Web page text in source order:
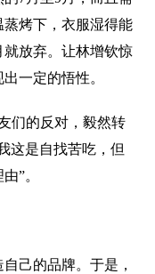
烤下，衣服湿得能
放弃。让林增钦惊
一定的悟性。
们的反对，毅然转
这是自找苦吃，但
”。
己的品牌。于是，